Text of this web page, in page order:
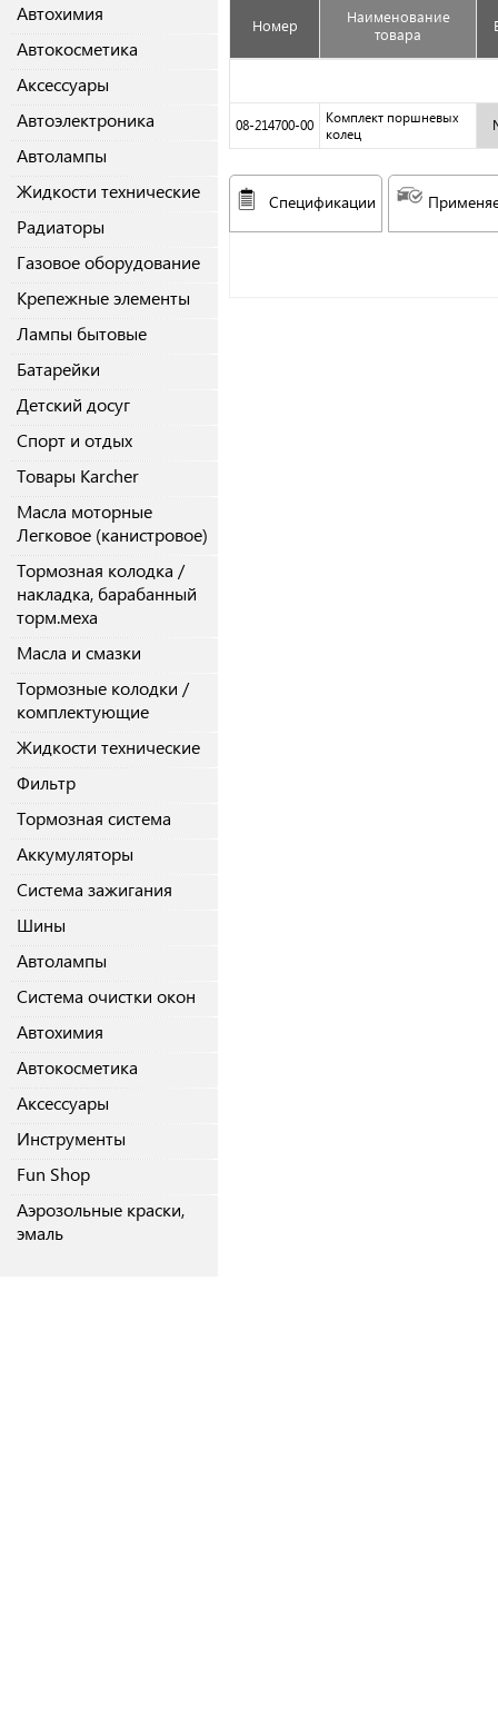
Автохимия
Автокосметика
Аксессуары
Автоэлектроника
Автолампы
Жидкости технические
Радиаторы
Газовое оборудование
Крепежные элементы
Лампы бытовые
Батарейки
Детский досуг
Спорт и отдых
Товары Karcher
Масла моторные
Легковое (канистровое)
Тормозная колодка /
накладка, барабанный
торм.меха
Масла и смазки
Тормозные колодки /
комплектующие
Жидкости технические
Фильтр
Тормозная система
Аккумуляторы
Система зажигания
Шины
Автолампы
Система очистки окон
Автохимия
Автокосметика
Аксессуары
Инструменты
Fun Shop
Аэрозольные краски,
эмаль
Номер
Наименование
товара
08-214700-00
Комплект поршневых
колец
Спецификации